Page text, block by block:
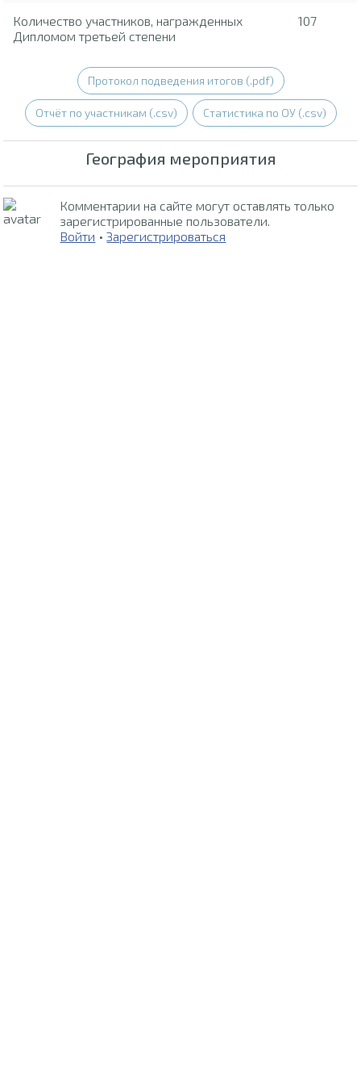
Количество участников, награжденных
Дипломом третьей степени
107
Протокол подведения итогов (.pdf)
Отчёт по участникам (.csv) Статистика по ОУ (.csv)
География мероприятия
Комментарии на сайте могут оставлять только
зарегистрированные пользователи.
Войти •Зарегистрироваться